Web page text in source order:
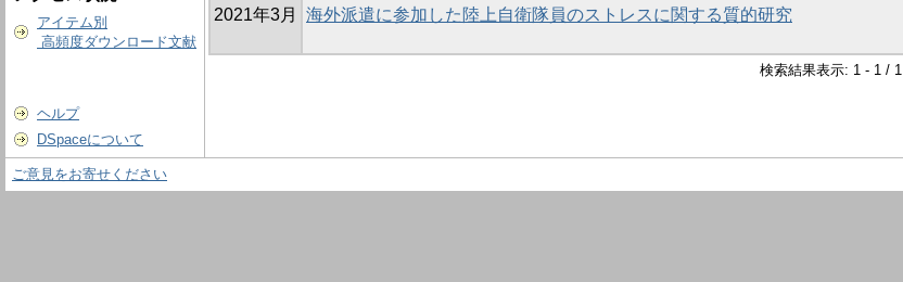
アイテム別
高頻度ダウンロード文献
ヘルプ
DSpaceについて
2021年3月 海外派遣に参加した陸上自衛隊員のストレスに関する質的研究
検索結果表示: 1 - 1 / 1
ご意見をお寄せください